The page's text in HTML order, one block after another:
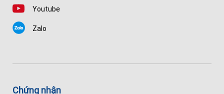
Youtube
Zalo
Chứng nhận